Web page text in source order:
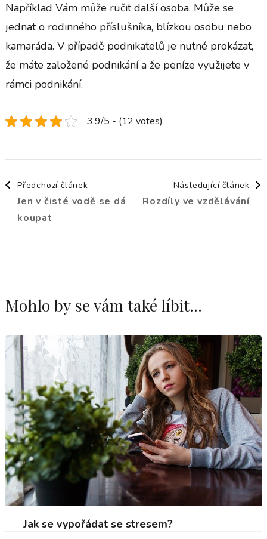
Například Vám může ručit další osoba. Může se
jednat o rodinného příslušníka, blízkou osobu nebo
kamaráda. V případě podnikatelů je nutné prokázat,
že máte založené podnikání a že peníze využijete v
rámci podnikání.
3.9/5 - (12 votes)
Navigace
příspěvku
Předchozí článek
Jen v čisté vodě se dá
koupat
Následující článek
Rozdíly ve vzdělávání
Mohlo by se vám také líbit...
Jak se vypořádat se stresem?